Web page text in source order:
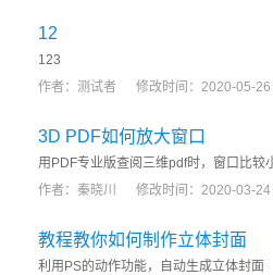
12
123
作者：测试者
修改时间：2020-05-
3D PDF如何放大窗口
用PDF专业版查阅三维pdf时，窗口比较
作者：秦晓川
修改时间：2020-03-
教程教你如何制作立体封面
利用PS的动作功能，自动生成立体封面